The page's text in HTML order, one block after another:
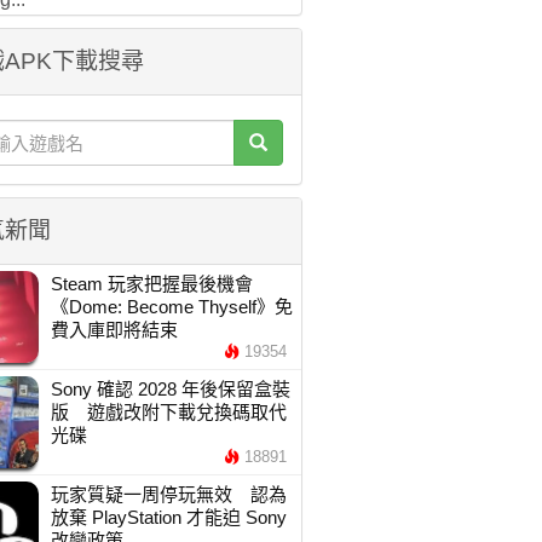
下載搜尋
聞
Steam 玩家把握最後機會
《Dome: Become Thyself》免
費入庫即將結束
19354
Sony 確認 2028 年後保留盒裝
版 遊戲改附下載兌換碼取代
光碟
18891
玩家質疑一周停玩無效 認為
放棄 PlayStation 才能迫 Sony